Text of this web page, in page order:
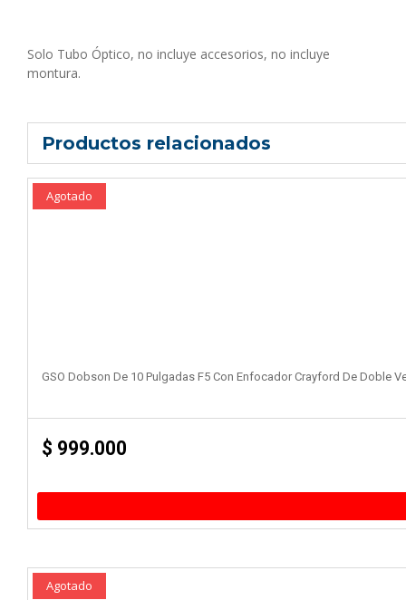
Solo Tubo Óptico, no incluye accesorios, no incluye
montura.
Productos relacionados
Agotado
GSO Dobson De 10 Pulgadas F5 Con Enfocador Crayford De Doble
$ 999.000
Agotado